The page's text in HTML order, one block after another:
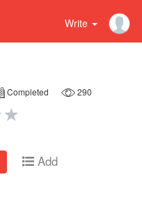
Write
Completed 290
Add